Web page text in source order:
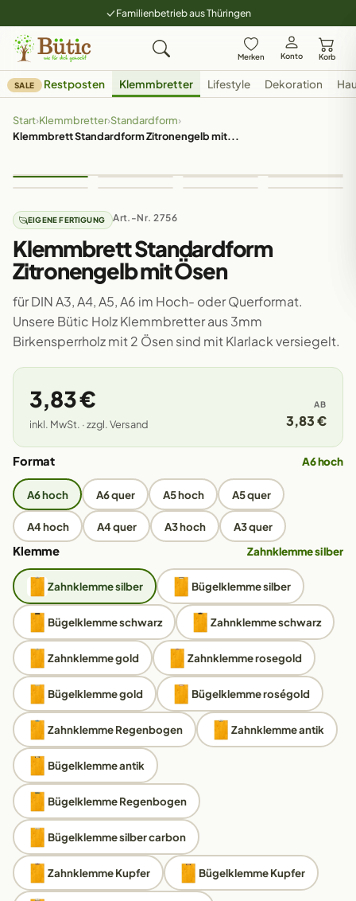
Familienbetrieb aus Thüringen
Merken Konto Korb
SALE Restposten Klemmbretter Lifestyle Dekoration
Start›Klemmbretter›Standardform›
Klemmbrett Standardform Zitronengelb mit...
EIGENE FERTIGUNG Art.-Nr. 2756
Klemmbrett Standardform
Zitronengelb mit Ösen
für DIN A3, A4, A5, A6 im Hoch- oder Querformat.
Unsere Bütic Holz Klemmbretter aus 3mm
Birkensperrholz mit 2 Ösen sind mit Klarlack versiegelt.
3,83 €
inkl. MwSt. · zzgl. Versand
AB
3,83 €
Format A6 hoch
A6 hoch A6 quer A5 hoch A5 quer
A4 hoch A4 quer A3 hoch A3 quer
Klemme Zahnklemme silber
Zahnklemme silber Bügelklemme silber
Bügelklemme schwarz Zahnklemme schwarz
Zahnklemme gold Zahnklemme rosegold
Bügelklemme gold Bügelklemme roségold
Zahnklemme Regenbogen Zahnklemme antik
Bügelklemme antik
Bügelklemme Regenbogen
Bügelklemme silber carbon
Zahnklemme Kupfer Bügelklemme Kupfer